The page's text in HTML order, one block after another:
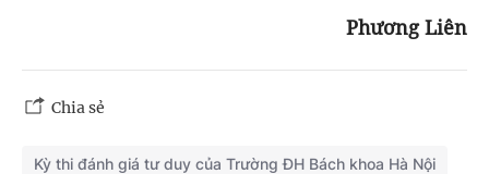
Phương Liên
Chia sẻ
Kỳ thi đánh giá tư duy của Trường ĐH Bách khoa Hà Nội